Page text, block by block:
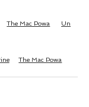
The Mac Powa
Un
The Mac Powa